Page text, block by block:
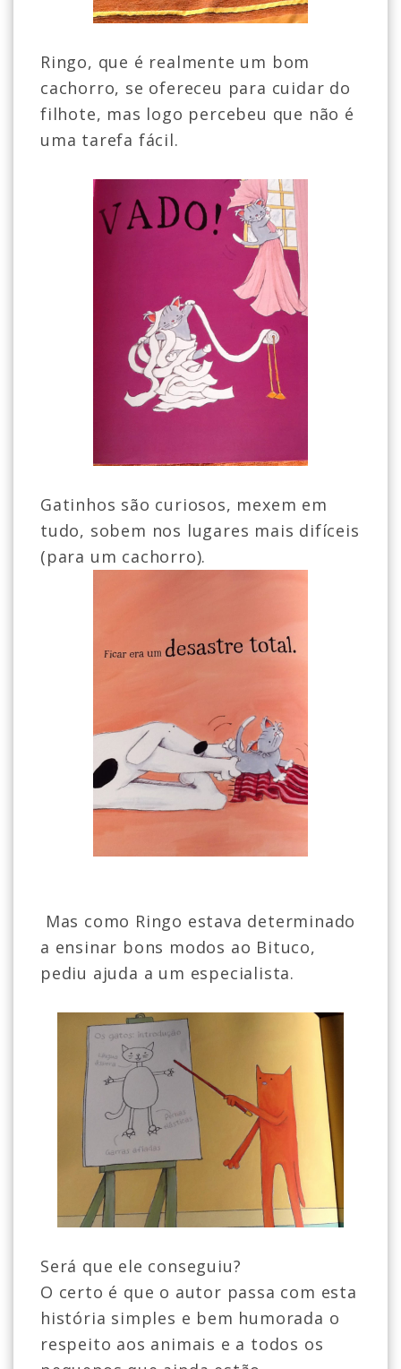
Ringo, que é realmente um bom
cachorro, se ofereceu para cuidar do
filhote, mas logo percebeu que não é
uma tarefa fácil.
Gatinhos são curiosos, mexem em
tudo, sobem nos lugares mais difíceis
(para um cachorro).
Mas como Ringo estava determinado
a ensinar bons modos ao Bituco,
pediu ajuda a um especialista.
Será que ele conseguiu?
O certo é que o autor passa com esta
história simples e bem humorada o
respeito aos animais e a todos os